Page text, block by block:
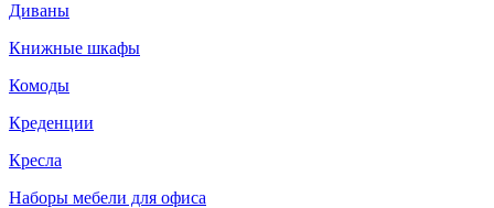
Диваны
Книжные шкафы
Комоды
Креденции
Кресла
Наборы мебели для офиса